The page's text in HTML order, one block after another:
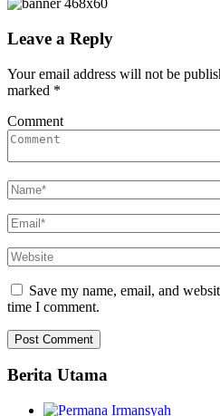
Leave a Reply
Your email address will not be
marked *
Comment
Save my name, email, and
time I comment.
Berita Utama